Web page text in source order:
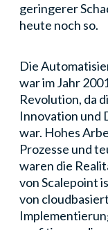
geringerer
heute noch so.
Die
war im Jahr
Revolution, da
Innovation und
war. Hohes
Prozesse und
waren die
von Scalepoint
von